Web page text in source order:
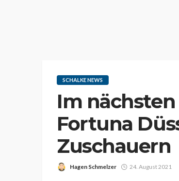
SCHALKE NEWS
Im
Fortuna
Zuschauern
Hagen Schmelzer 24. August 2021